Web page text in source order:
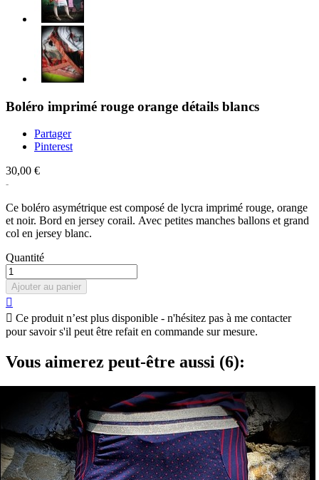
Boléro imprimé rouge orange détails blancs
Partager
Pinterest
30,00 €
Ce boléro asymétrique est composé de lycra imprimé rouge, orange
et noir. Bord en jersey corail. Avec petites manches ballons et grand
col en jersey blanc.
Quantité
Ajouter au panier

 Ce produit n’est plus disponible - n'hésitez pas à me contacter
pour savoir s'il peut être refait en commande sur mesure.
Vous aimerez peut-être aussi (6):